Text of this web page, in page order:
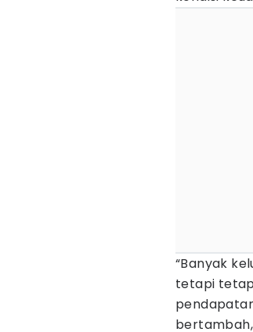
“Banyak
tetapi